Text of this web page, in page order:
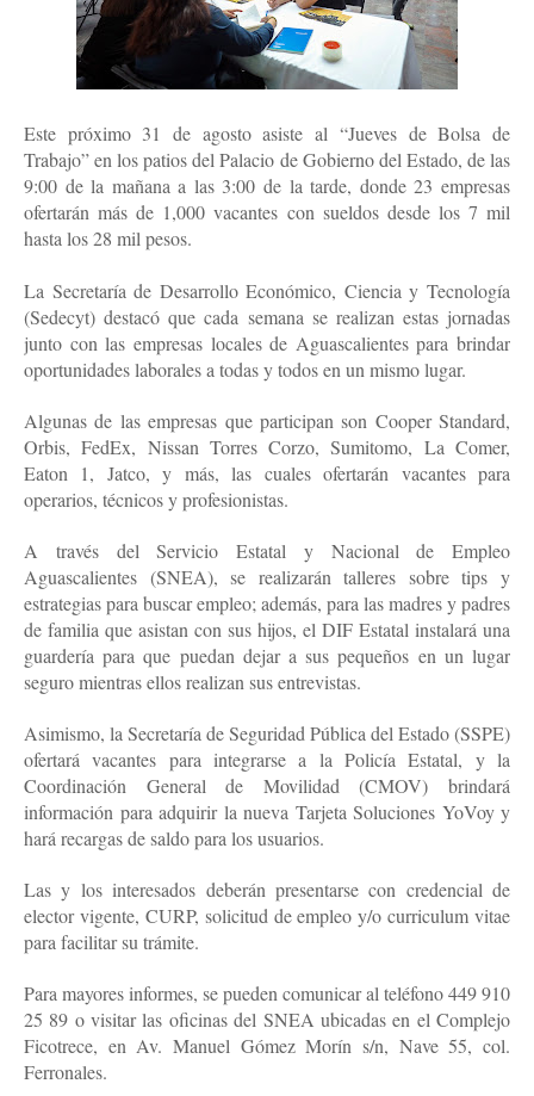
Este próximo 31 de agosto asiste al “Jueves de Bolsa de
Trabajo” en los patios del Palacio de Gobierno del Estado, de las
9:00 de la mañana a las 3:00 de la tarde, donde 23 empresas
ofertarán más de 1,000 vacantes con sueldos desde los 7 mil
hasta los 28 mil pesos.
La Secretaría de Desarrollo Económico, Ciencia y Tecnología
(Sedecyt) destacó que cada semana se realizan estas jornadas
junto con las empresas locales de Aguascalientes para brindar
oportunidades laborales a todas y todos en un mismo lugar.
Algunas de las empresas que participan son Cooper Standard,
Orbis, FedEx, Nissan Torres Corzo, Sumitomo, La Comer,
Eaton 1, Jatco, y más, las cuales ofertarán vacantes para
operarios, técnicos y profesionistas.
A través del Servicio Estatal y Nacional de Empleo
Aguascalientes (SNEA), se realizarán talleres sobre tips y
estrategias para buscar empleo; además, para las madres y padres
de familia que asistan con sus hijos, el DIF Estatal instalará una
guardería para que puedan dejar a sus pequeños en un lugar
seguro mientras ellos realizan sus entrevistas.
Asimismo, la Secretaría de Seguridad Pública del Estado (SSPE)
ofertará vacantes para integrarse a la Policía Estatal, y la
Coordinación General de Movilidad (CMOV) brindará
información para adquirir la nueva Tarjeta Soluciones YoVoy y
hará recargas de saldo para los usuarios.
Las y los interesados deberán presentarse con credencial de
elector vigente, CURP, solicitud de empleo y/o curriculum vitae
para facilitar su trámite.
Para mayores informes, se pueden comunicar al teléfono 449 910
25 89 o visitar las oficinas del SNEA ubicadas en el Complejo
Ficotrece, en Av. Manuel Gómez Morín s/n, Nave 55, col.
Ferronales.